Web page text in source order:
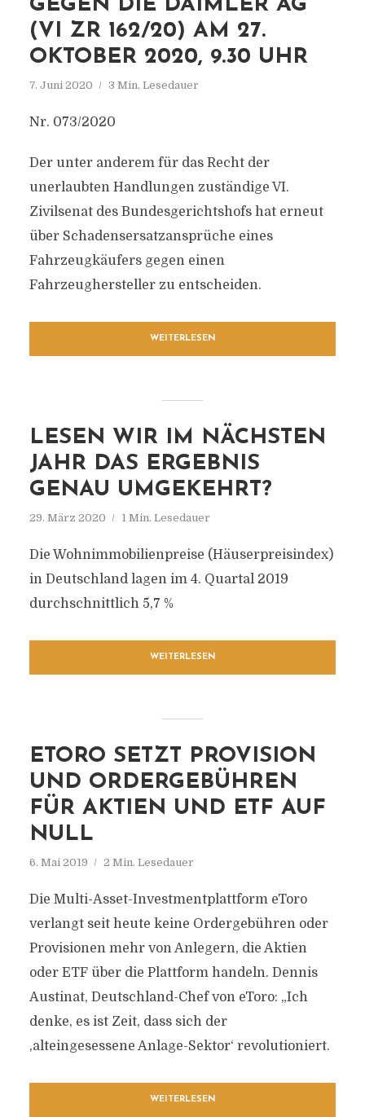
GEGEN DIE DAIMLER AG
(VI ZR 162/20) AM 27.
OKTOBER 2020, 9.30 UHR
7. Juni 2020 3 Min. Lesedauer
Nr. 073/2020
Der unter anderem für das Recht der
unerlaubten Handlungen zuständige VI.
Zivilsenat des Bundesgerichtshofs hat erneut
über Schadensersatzansprüche eines
Fahrzeugkäufers gegen einen
Fahrzeughersteller zu entscheiden.
WEITERLESEN
LESEN WIR IM NÄCHSTEN
JAHR DAS ERGEBNIS
GENAU UMGEKEHRT?
29. März 2020 1 Min. Lesedauer
Die Wohnimmobilienpreise (Häuserpreisindex)
in Deutschland lagen im 4. Quartal 2019
durchschnittlich 5,7 %
WEITERLESEN
ETORO SETZT PROVISION
UND ORDERGEBÜHREN
FÜR AKTIEN UND ETF AUF
NULL
6. Mai 2019 2 Min. Lesedauer
Die Multi-Asset-Investmentplattform eToro
verlangt seit heute keine Ordergebühren oder
Provisionen mehr von Anlegern, die Aktien
oder ETF über die Plattform handeln. Dennis
Austinat, Deutschland-Chef von eToro: „Ich
denke, es ist Zeit, dass sich der
‚alteingesessene Anlage-Sektor‘ revolutioniert.
WEITERLESEN